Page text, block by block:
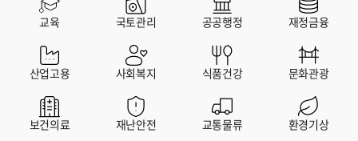
서울특별시 부산광역시 대구광역시 인천광역시
공공데이터포털
교육 국토관리 공공행정 재정금융
산업고용 사회복지 식품건강 문화관광
보건의료 재난안전 교통물류 환경기상